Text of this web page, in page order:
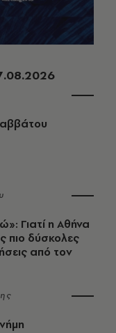
Γιατί η Αθήνα
πιο δύσκολες
από τον